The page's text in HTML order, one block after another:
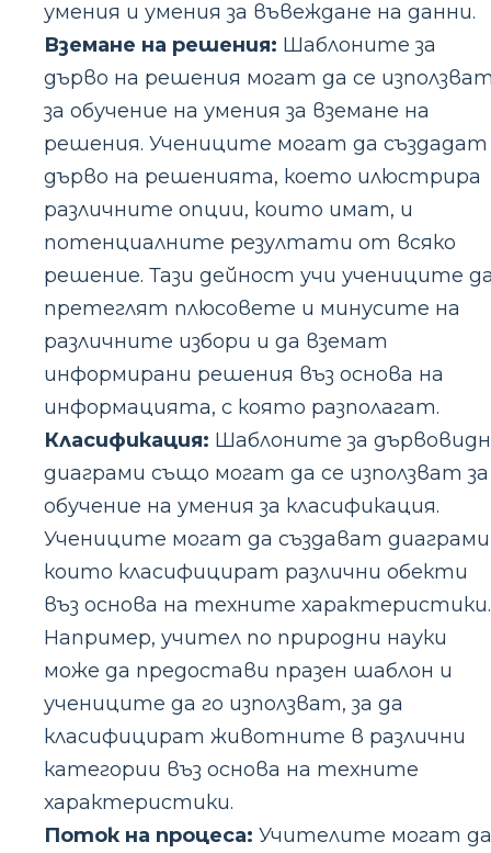
умения и умения за въвеждане на данни.
Вземане на решения: Шаблоните за
дърво на решения могат да се
за обучение на умения за вземане на
решения. Учениците могат да създадат
дърво на решенията, което илюстрира
различните опции, които имат, и
потенциалните резултати от всяко
решение. Тази дейност учи учениците
претеглят плюсовете и минусите на
различните избори и да вземат
информирани решения въз основа на
информацията, с която разполагат.
Класификация: Шаблоните за
диаграми също могат да се използват за
обучение на умения за класификация.
Учениците могат да създават
които класифицират различни обекти
въз основа на техните характеристики.
Например, учител по природни науки
може да предостави празен шаблон и
учениците да го използват, за да
класифицират животните в различни
категории въз основа на техните
характеристики.
Поток на процеса: Учителите могат да